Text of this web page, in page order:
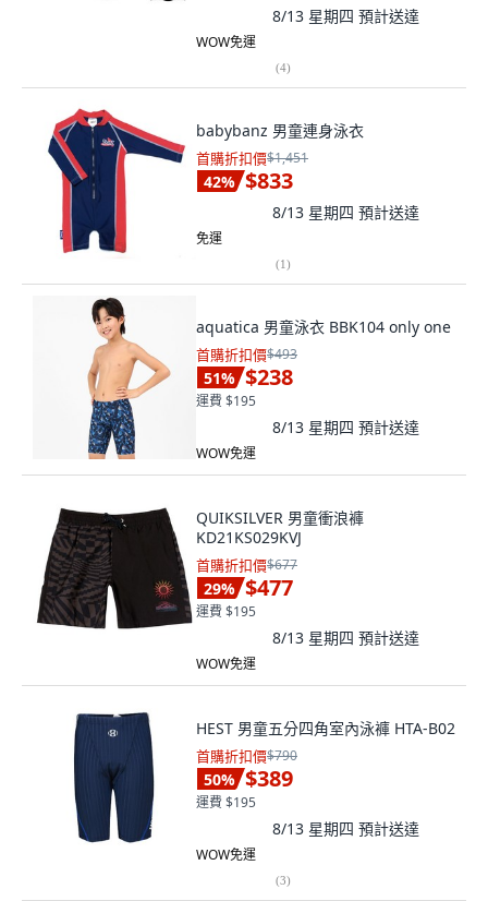
8/13 星期四 預計送達
WOW免運
(4)
babybanz 男童連身泳衣
首購折扣價$1,451
42% $833
8/13 星期四 預計送達
免運
(1)
aquatica 男童泳衣 BBK104 only one
首購折扣價$493
51% $238
運費 $195
8/13 星期四 預計送達
WOW免運
QUIKSILVER 男童衝浪褲
KD21KS029KVJ
首購折扣價$677
29% $477
運費 $195
8/13 星期四 預計送達
WOW免運
HEST 男童五分四角室內泳褲 HTA-B02
首購折扣價$790
50% $389
運費 $195
8/13 星期四 預計送達
WOW免運
(3)